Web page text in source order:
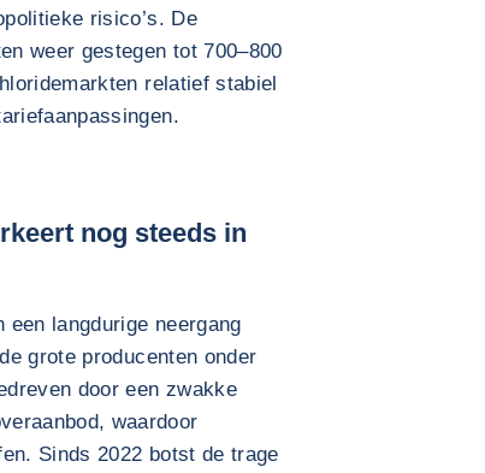
risico’s. De
weer gestegen tot 700–800
relatief stabiel
nog steeds in
langdurige neergang
grote producenten onder
door een zwakke
waardoor
Sinds 2022 botst de trage